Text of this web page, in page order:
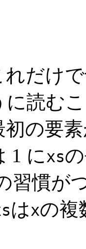
[]
=
れだけ
読む
初の要
1 にxs
習慣が
はxの複